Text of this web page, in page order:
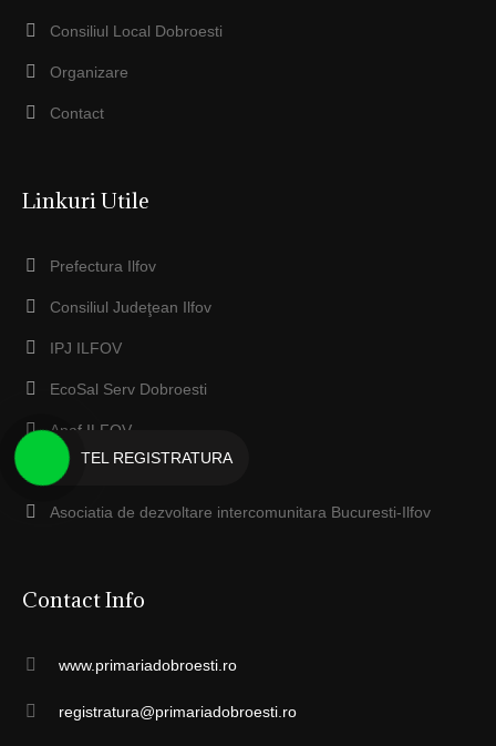
Consiliul Local Dobroesti
Organizare
Contact
Linkuri Utile
Prefectura Ilfov
Consiliul Judeţean Ilfov
IPJ ILFOV
EcoSal Serv Dobroesti
Anaf ILFOV
Protecţia Mediului Ilfov
Asociatia de dezvoltare intercomunitara Bucuresti-Ilfov
Contact Info
www.primariadobroesti.ro
registratura@primariadobroesti.ro
TEL REGISTRATURA